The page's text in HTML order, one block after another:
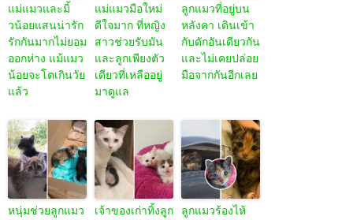
แม่แมวและมิ้
วน้อยแสนน่ารัก
รักกันมากไม่ยอม
ออกห่าง แม้แมว
น้อยจะโตเกินวัย
แล้ว
แม่แมวมือใหม่
ดีใจมาก ที่หญิง
สาวช่วยรับมัน
และลูกเพียงตัว
เดียวที่เหลืออยู่
มาดูแล
ลูกแมวที่อยู่บน
หลังคา เดินเข้า
กับดักอันเดียวกัน
และไม่เคยปล่อย
มือจากกันอีกเลย
หนุ่มช่วยลูกแมว
เจ้าของเก่าทิ้งลูก
ลูกแมวร้องไห้